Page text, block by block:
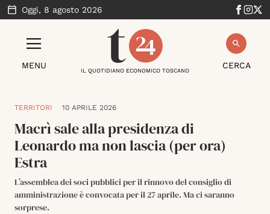
Oggi, 8 agosto 2026
MENU CERCA
IL QUOTIDIANO ECONOMICO TOSCANO
TERRITORI 10 APRILE 2026
Macrì sale alla presidenza di
Leonardo ma non lascia (per ora)
Estra
L’assemblea dei soci pubblici per il rinnovo del consiglio di
amministrazione è convocata per il 27 aprile. Ma ci saranno
sorprese.